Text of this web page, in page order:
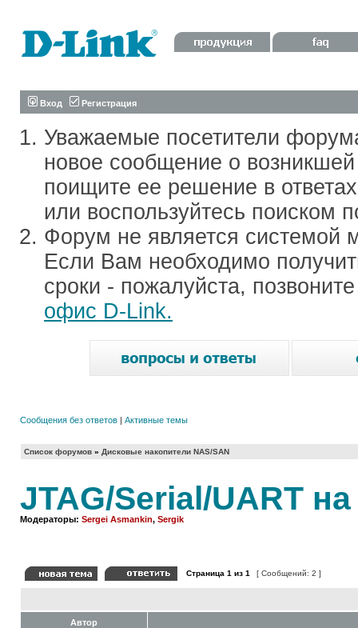
Вход Регистрация
Уважаемые посетители
новое сообщение о
поищите ее решение в
или воспользуйтесь поиском
Форум не является системой
Если Вам необходимо
сроки - пожалуйста,
офис D-Link.
Сообщения без ответов | Активные темы
Список форумов » Дисковые накопители NAS/SAN
JTAG/Serial/UART
Модераторы: Sergei Asmankin, Sergik
Страница 1 из 1 [ Сообщений: 2 ]
Автор